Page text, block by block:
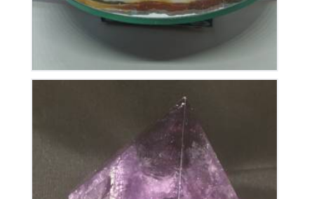
Améthyste Bolivie Polie